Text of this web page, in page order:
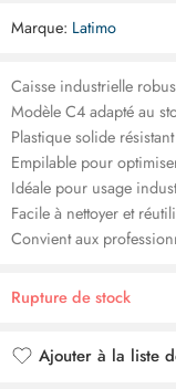
Marque: Latimo
Caisse industrielle
Modèle C4 adapté au
Plastique solide
Empilable pour
Idéale pour usage
Facile à nettoyer et
Convient aux
Rupture de stock
Ajouter à la liste